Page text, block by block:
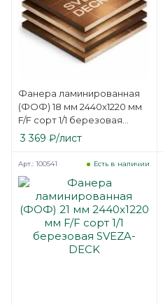
Фанера ламинированная
(ФОФ) 18 мм 2440х1220 мм
F/F сорт 1/1 березовая
SVEZA-DECK
3 369 ₽/лист
Есть в наличии
Арт.: 100541